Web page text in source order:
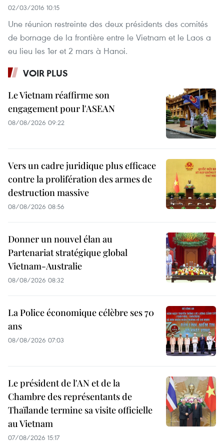
02/03/2016 10:15
Une réunion restreinte des deux présidents des comités
de bornage de la frontière entre le Vietnam et le Laos a
eu lieu les 1er et 2 mars à Hanoi.
VOIR PLUS
Le Vietnam réaffirme son
engagement pour l'ASEAN
08/08/2026 09:22
Vers un cadre juridique plus efficace
contre la prolifération des armes de
destruction massive
08/08/2026 08:56
Donner un nouvel élan au
Partenariat stratégique global
Vietnam-Australie
08/08/2026 08:32
La Police économique célèbre ses 70
ans
08/08/2026 07:03
Le président de l'AN et de la
Chambre des représentants de
Thaïlande termine sa visite officielle
au Vietnam
07/08/2026 15:17